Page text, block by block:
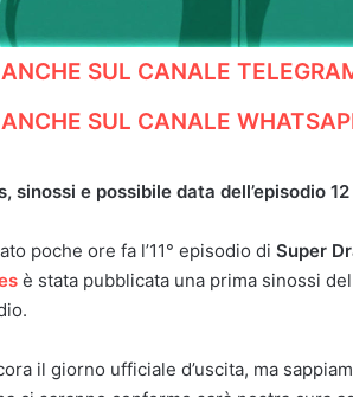
SUL CANALE
SUL CANALE
sinossi e possibile data dell’episodio 12
poche ore fa l’11° episodio di Super
è stata pubblicata una prima sinossi
il giorno ufficiale d’uscita, ma